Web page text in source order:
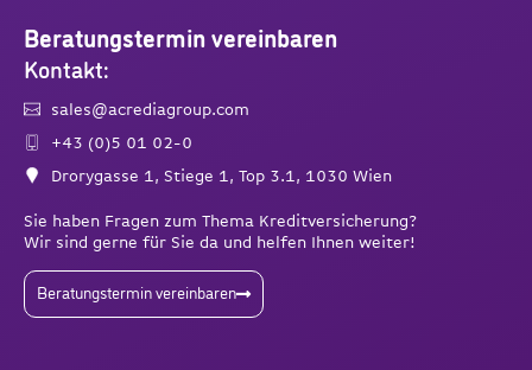
Beratungstermin vereinbaren
Kontakt:
sales@acrediagroup.com
+43 (0)5 01 02-0
Drorygasse 1, Stiege 1, Top 3.1, 1030 Wien
Sie haben Fragen zum Thema Kreditversicherung?
Wir sind gerne für Sie da und helfen Ihnen weiter!
Beratungstermin vereinbaren